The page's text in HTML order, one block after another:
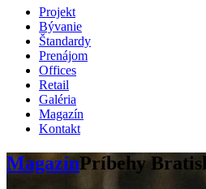
Projekt
Bývanie
Štandardy
Prenájom
Offices
Retail
Galéria
Magazín
Kontakt
MagazínPríbehy